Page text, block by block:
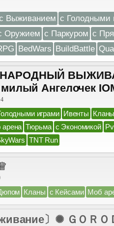
Выживанием с Голодными
Оружием с Паркуром с
BedWars BuildBattle
Ангелочек
играми Ивенты
Тюрьма с Экономикой
TNT Run
Кланы с Кейсами Моб
〕✺ ＧＯＲＯ